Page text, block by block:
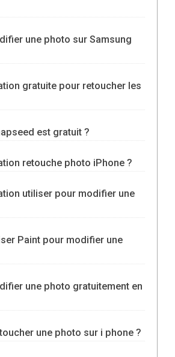
une photo sur Samsung
gratuite pour retoucher les
est gratuit ?
retouche photo iPhone ?
utiliser pour modifier une
Paint pour modifier une
une photo gratuitement en
une photo sur i phone ?